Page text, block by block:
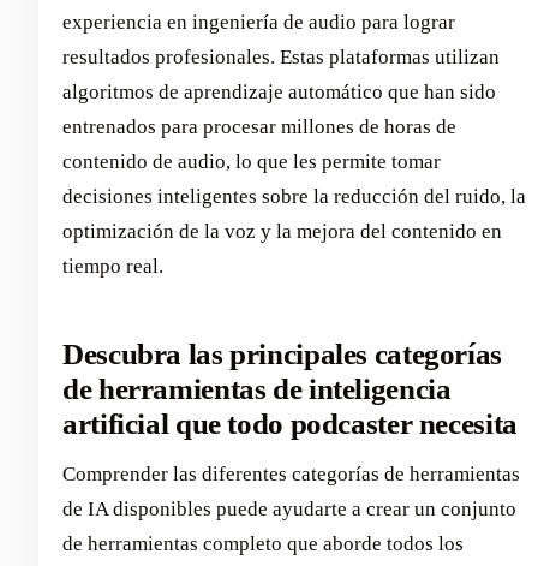
experiencia en ingeniería de audio para lograr
resultados profesionales. Estas plataformas utilizan
algoritmos de aprendizaje automático que han sido
entrenados para procesar millones de horas de
contenido de audio, lo que les permite tomar
decisiones inteligentes sobre la reducción del ruido, la
optimización de la voz y la mejora del contenido en
tiempo real.
Descubra las principales categorías
de herramientas de inteligencia
artificial que todo podcaster necesita
Comprender las diferentes categorías de herramientas
de IA disponibles puede ayudarte a crear un conjunto
de herramientas completo que aborde todos los